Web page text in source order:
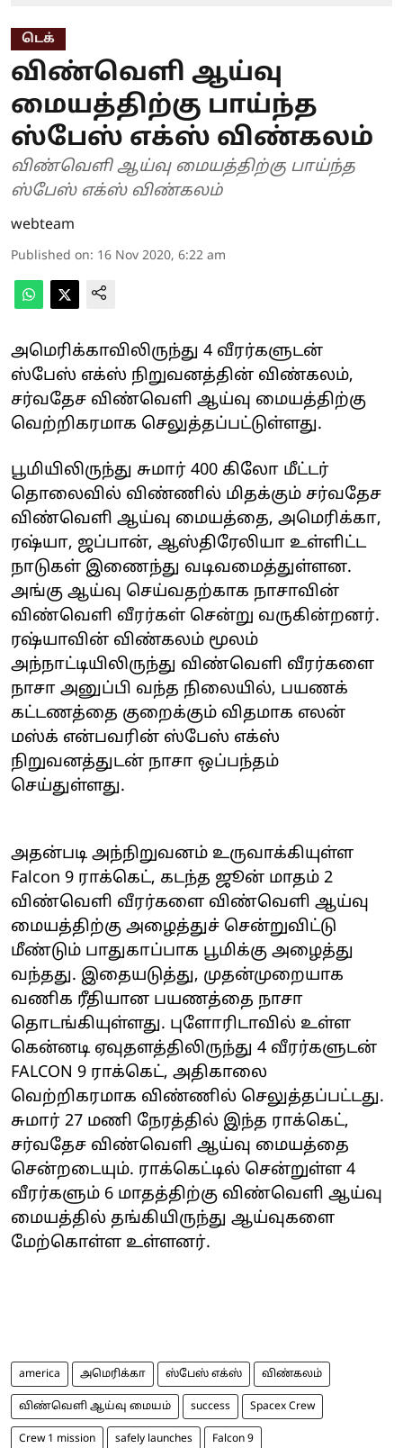
டெக்
விண்வெளி ஆய்வு
மையத்திற்கு பாய்ந்த
ஸ்பேஸ் எக்ஸ் விண்கலம்
விண்வெளி ஆய்வு மையத்திற்கு பாய்ந்த
ஸ்பேஸ் எக்ஸ் விண்கலம்
webteam
Published on: 16 Nov 2020, 6:22 am
அமெரிக்காவிலிருந்து 4 வீரர்களுடன்
ஸ்பேஸ் எக்ஸ் நிறுவனத்தின் விண்கலம்,
சர்வதேச விண்வெளி ஆய்வு மையத்திற்கு
வெற்றிகரமாக செலுத்தப்பட்டுள்ளது.
பூமியிலிருந்து சுமார் 400 கிலோ மீட்டர்
தொலைவில் விண்ணில் மிதக்கும் சர்வதேச
விண்வெளி ஆய்வு மையத்தை, அமெரிக்கா,
ரஷ்யா, ஜப்பான், ஆஸ்திரேலியா உள்ளிட்ட
நாடுகள் இணைந்து வடிவமைத்துள்ளன.
அங்கு ஆய்வு செய்வதற்காக நாசாவின்
விண்வெளி வீரர்கள் சென்று வருகின்றனர்.
ரஷ்யாவின் விண்கலம் மூலம்
அந்நாட்டியிலிருந்து விண்வெளி வீரர்களை
நாசா அனுப்பி வந்த நிலையில், பயணக்
கட்டணத்தை குறைக்கும் விதமாக எலன்
மஸ்க் என்பவரின் ஸ்பேஸ் எக்ஸ்
நிறுவனத்துடன் நாசா ஒப்பந்தம்
செய்துள்ளது.
அதன்படி அந்நிறுவனம் உருவாக்கியுள்ள
Falcon 9 ராக்கெட், கடந்த ஜூன் மாதம் 2
விண்வெளி வீரர்களை விண்வெளி ஆய்வு
மையத்திற்கு அழைத்துச் சென்றுவிட்டு
மீண்டும் பாதுகாப்பாக பூமிக்கு அழைத்து
வந்தது. இதையடுத்து, முதன்முறையாக
வணிக ரீதியான பயணத்தை நாசா
தொடங்கியுள்ளது. புளோரிடாவில் உள்ள
கென்னடி ஏவுதளத்திலிருந்து 4 வீரர்களுடன்
FALCON 9 ராக்கெட், அதிகாலை
வெற்றிகரமாக விண்ணில் செலுத்தப்பட்டது.
சுமார் 27 மணி நேரத்தில் இந்த ராக்கெட்,
சர்வதேச விண்வெளி ஆய்வு மையத்தை
சென்றடையும். ராக்கெட்டில் சென்றுள்ள 4
வீரர்களும் 6 மாதத்திற்கு விண்வெளி ஆய்வு
மையத்தில் தங்கியிருந்து ஆய்வுகளை
மேற்கொள்ள உள்ளனர்.
america அமெரிக்கா ஸ்பேஸ் எக்ஸ் விண்கலம்
விண்வெளி ஆய்வு மையம் success Spacex Crew
Crew 1 mission safely launches Falcon 9